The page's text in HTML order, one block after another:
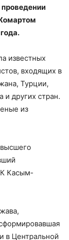
проведении
известных
входящих в
Турции,
и других стран.
из
Касым-
в Центральной